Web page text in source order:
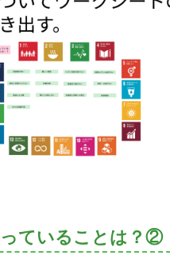
っていることは？②